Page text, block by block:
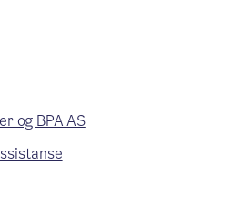
og BPA AS